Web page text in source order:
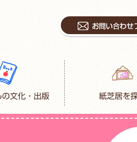
の文化・出版 紙芝居を